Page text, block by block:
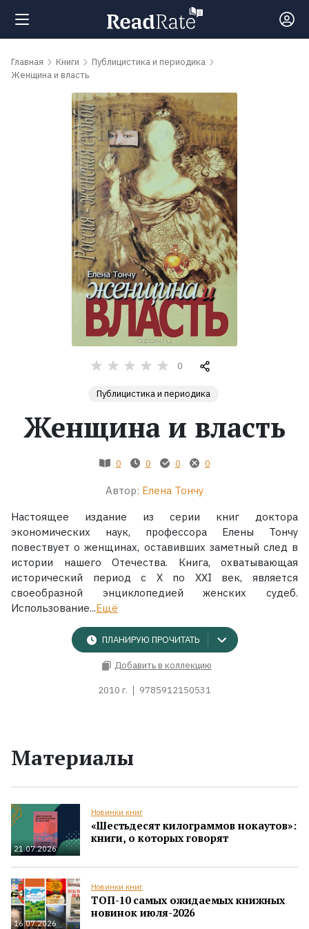
Поиск
Рейтинги
обсуждаемые
Экранизации
Главная Книги
Публицистика и периодика
Женщина и власть
0
Публицистика и периодика
Женщина и власть
0 0 0 0
Автор: Елена Тончу
Настоящее издание из серии книг доктора
экономических наук, профессора Елены Тончу
повествует о женщинах, оставивших заметный след в
истории нашего Отечества. Книга, охватывающая
исторический период с X по XXI век, является
своеобразной энциклопедией женских судеб.
Использование...Ещё
ПЛАНИРУЮ ПРОЧИТАТЬ
Добавить в коллекцию
2010 г. 9785912150531
Материалы
21.07.2026
Новинки книг
«Шестьдесят килограммов нокаутов»:
книги, о которых говорят
16.07.2026
Новинки книг
ТОП-10 самых ожидаемых книжных
новинок июля-2026